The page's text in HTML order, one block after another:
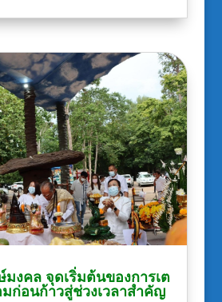
มงคล จุดเริ่มต้นของการเต
ก่อนก้าวสู่ช่วงเวลาสำคัญ